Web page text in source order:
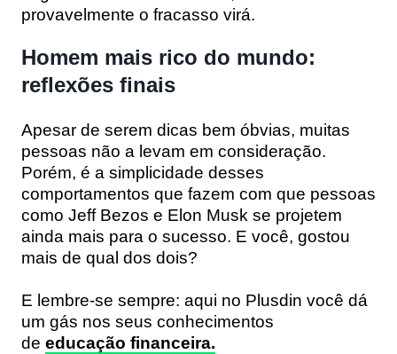
provavelmente o fracasso virá.
Homem mais rico do mundo:
reflexões finais
Apesar de serem dicas bem óbvias, muitas
pessoas não a levam em consideração.
Porém, é a simplicidade desses
comportamentos que fazem com que pessoas
como Jeff Bezos e Elon Musk se projetem
ainda mais para o sucesso. E você, gostou
mais de qual dos dois?
E lembre-se sempre: aqui no Plusdin você dá
um gás nos seus conhecimentos
de educação financeira.